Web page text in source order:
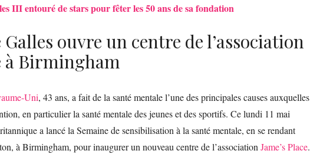
III entouré de stars pour fêter les 50 ans de sa fondation
ouvre un centre de l’association
à Birmingham
Uni, 43 ans, a fait de la santé mentale l’une des principales causes auxquelles
en particulier la santé mentale des jeunes et des sportifs. Ce lundi 11 mai
a lancé la Semaine de sensibilisation à la santé mentale, en se rendant
à Birmingham, pour inaugurer un nouveau centre de l’association Jame’s Place.